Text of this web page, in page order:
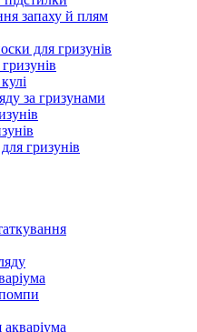
запаху й плям
для гризунів
за гризунами
гризунів